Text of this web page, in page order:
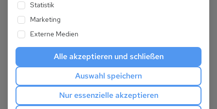
Statistik
Marketing
Externe Medien
Alle akzeptieren und schließen
Auswahl speichern
Nur essenzielle akzeptieren